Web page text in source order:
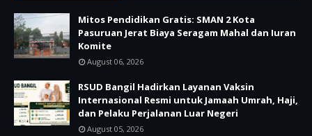
Mitos Pendidikan Gratis: SMAN 2 Kota
Pasuruan Jerat Biaya Seragam Mahal dan Iuran
Komite
August 06, 2026
RSUD Bangil Hadirkan Layanan Vaksin
Internasional Resmi untuk Jamaah Umrah, Haji,
dan Pelaku Perjalanan Luar Negeri
August 05, 2026